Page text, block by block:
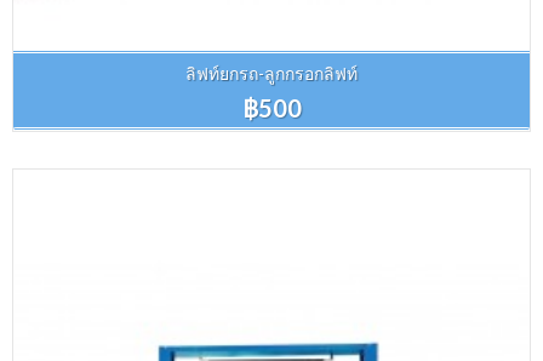
ลิฟท์ยกรถ-ลูกกรอกลิฟท์
฿500